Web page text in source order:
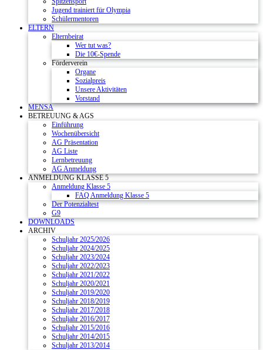
Jugend trainiert für Olympia
Schülermentoren
ELTERN
Elternbeirat
Wer tut was?
Die 10€-Spende
Förderverein
Organe
Sozialpreis
Unsere Aktivitäten
Vorstand
MENSA
BETREUUNG & AGS
Einführung
Wochenübersicht
AG Präsentation
AG Liste
Lernbetreuung
AG Anmeldung
ANMELDUNG KLASSE 5
Anmeldung Klasse 5
FAQ Anmeldung Klasse 5
Der Potenzialtest
G9
DOWNLOADS
ARCHIV
Schuljahr 2025/2026
Schuljahr 2024/2025
Schuljahr 2023/2024
Schuljahr 2022/2023
Schuljahr 2021/2022
Schuljahr 2020/2021
Schuljahr 2019/2020
Schuljahr 2018/2019
Schuljahr 2017/2018
Schuljahr 2016/2017
Schuljahr 2015/2016
Schuljahr 2014/2015
Schuljahr 2013/2014